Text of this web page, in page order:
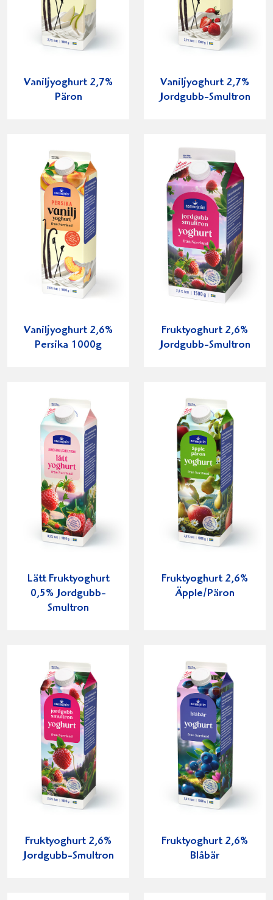
Vaniljyoghurt 2,7%
Päron
Vaniljyoghurt 2,7%
Jordgubb-Smultron
Vaniljyoghurt 2,6%
Persika 1000g
Fruktyoghurt 2,6%
Jordgubb-Smultron
Lätt Fruktyoghurt
0,5% Jordgubb-
Smultron
Fruktyoghurt 2,6%
Äpple/Päron
Fruktyoghurt 2,6%
Jordgubb-Smultron
Fruktyoghurt 2,6%
Blåbär